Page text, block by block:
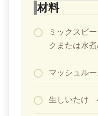
材料
ミックスビ
クまたは水煮
マッシュル
生しいたけ